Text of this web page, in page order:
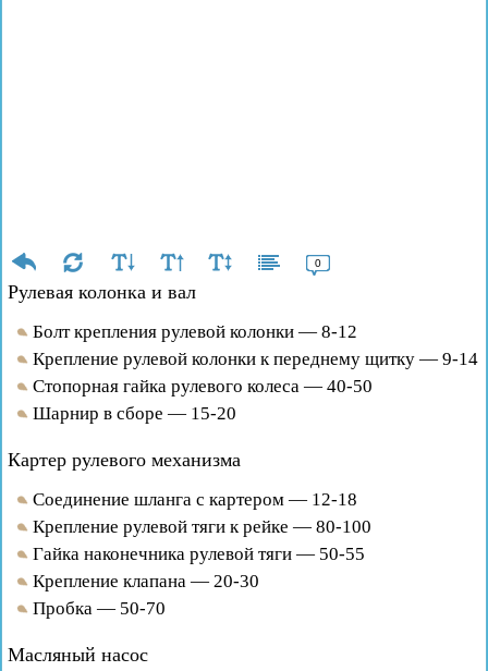
0
Рулевая колонка и вал
Болт крепления рулевой колонки — 8-12
Крепление рулевой колонки к переднему щитку — 9-14
Стопорная гайка рулевого колеса — 40-50
Шарнир в сборе — 15-20
Картер рулевого механизма
Соединение шланга с картером — 12-18
Крепление рулевой тяги к рейке — 80-100
Гайка наконечника рулевой тяги — 50-55
Крепление клапана — 20-30
Пробка — 50-70
Масляный насос